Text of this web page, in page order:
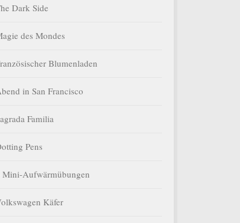
Dark Side
des Mondes
Blumenladen
in San Francisco
Familia
Pens
Mini-Aufwärmübungen
Käfer